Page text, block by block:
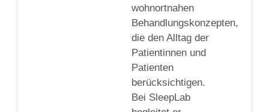
wohnortnahen
Behandlungskonzepten,
die den Alltag der
Patientinnen und
Patienten
berücksichtigen.
Bei SleepLab